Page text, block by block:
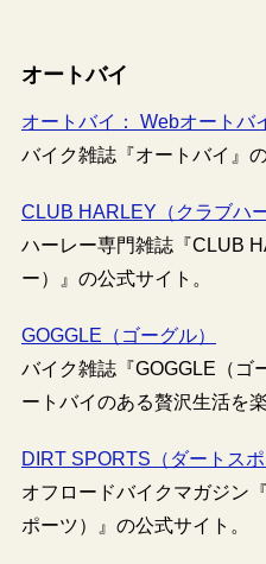
オートバイ
オートバイ： Webオートバ
バイク雑誌『オートバイ』
CLUB HARLEY（クラブハ
ハーレー専門雑誌『CLUB
ー）』の公式サイト。
GOGGLE（ゴーグル）
バイク雑誌『GOGGLE（ゴ
ートバイのある贅沢生活を
DIRT SPORTS（ダートスポ
オフロードバイクマガジン
ポーツ）』の公式サイト。